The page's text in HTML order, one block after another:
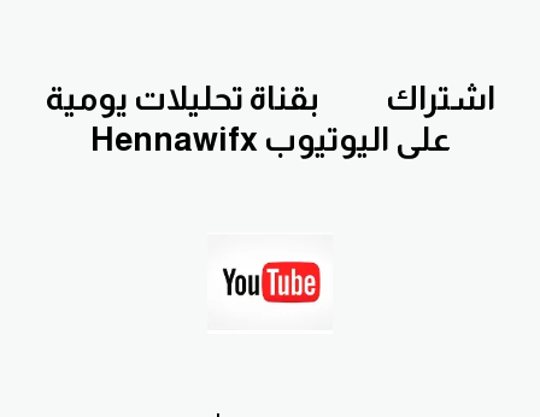
اشتراك
بقناة تحليلات يومية
Hennawifx على اليوتيوب